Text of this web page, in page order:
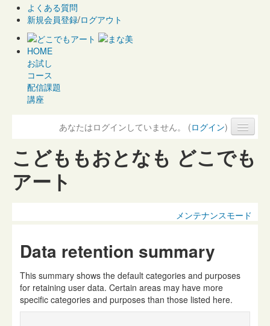
よくある質問
新規会員登録/ログアウト
HOME
お試し
コース
配信課題
講座
あなたはログインしていません。 (ログイン)
こどももおとなも どこでも
アート
メンテナンスモード
Data retention summary
This summary shows the default categories and purposes
for retaining user data. Certain areas may have more
specific categories and purposes than those listed here.